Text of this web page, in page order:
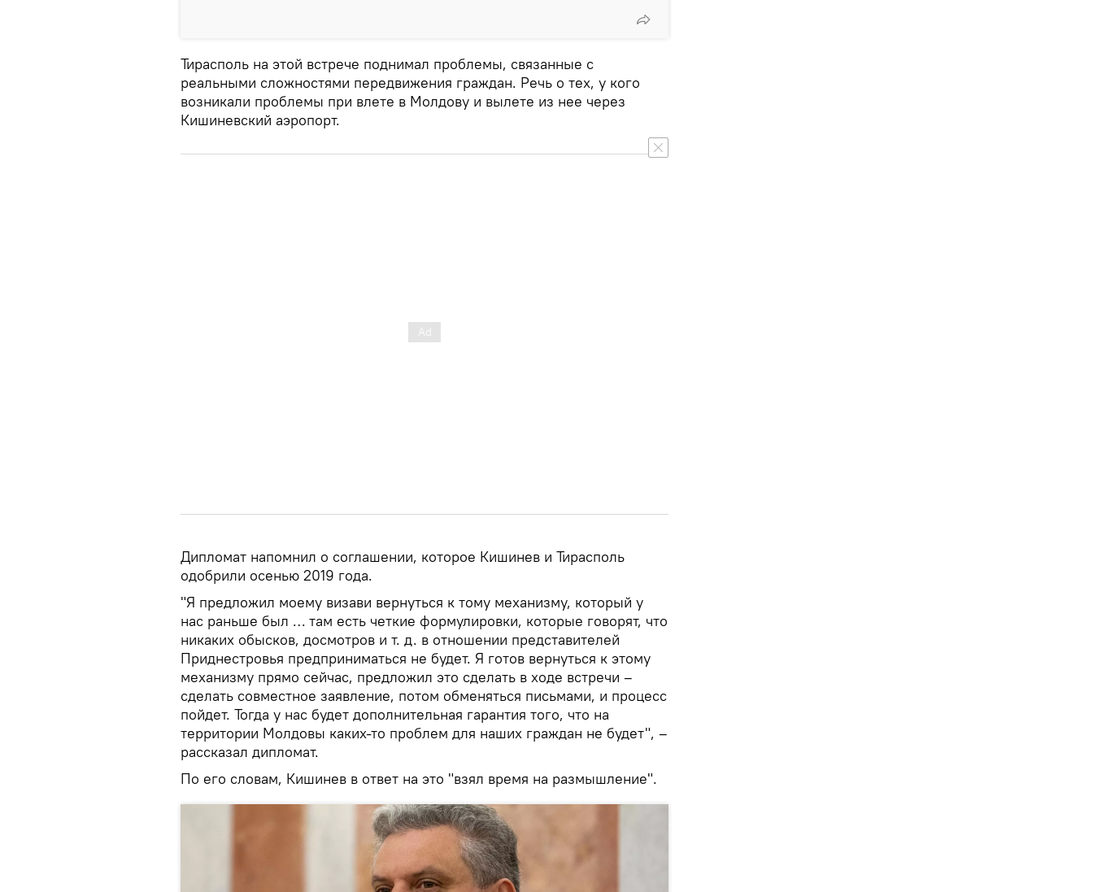
Тирасполь на этой встрече поднимал проблемы, связанные с
реальными сложностями передвижения граждан. Речь о тех, у кого
возникали проблемы при влете в Молдову и вылете из нее через
Кишиневский аэропорт.
Дипломат напомнил о соглашении, которое Кишинев и Тирасполь
одобрили осенью 2019 года.
"Я предложил моему визави вернуться к тому механизму, который у
нас раньше был … там есть четкие формулировки, которые говорят, что
никаких обысков, досмотров и т. д. в отношении представителей
Приднестровья предприниматься не будет. Я готов вернуться к этому
механизму прямо сейчас, предложил это сделать в ходе встречи –
сделать совместное заявление, потом обменяться письмами, и процесс
пойдет. Тогда у нас будет дополнительная гарантия того, что на
территории Молдовы каких-то проблем для наших граждан не будет", –
рассказал дипломат.
По его словам, Кишинев в ответ на это "взял время на размышление".